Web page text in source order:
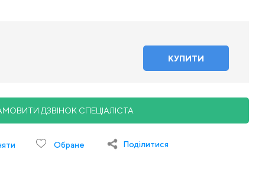
ДЗВІНОК СПЕЦІАЛІСТА
Обране Поділитися